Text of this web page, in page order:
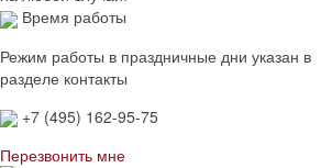
Время работы
Режим работы в праздничные дни указан в
разделе контакты
+7 (495) 162-95-75
Перезвонить мне